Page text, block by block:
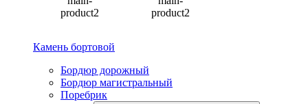
Камень бортовой
Бордюр дорожный
Бордюр магистральный
Поребрик